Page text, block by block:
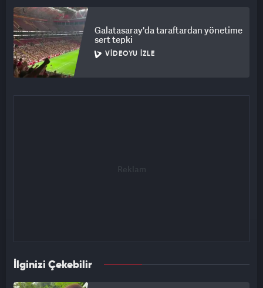
Galatasaray'da taraftardan yönetime
sert tepki
VIDEOYU İZLE
İlginizi Çekebilir